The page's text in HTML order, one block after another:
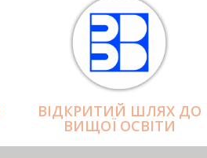
ВІДКРИТИЙ ШЛЯХ ДО
ВИЩОЇ ОСВІТИ